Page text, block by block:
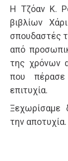
Η Τζόαν Κ.
βιβλίων
σπουδαστές
από
της χρόνων
που
επιτυχία.
Ξεχωρίσαμε
την αποτυχία.